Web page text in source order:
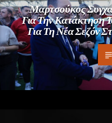
Μαρτσούκος
Για Την Κατάκτηση
Για Τη Νέα Σεζόν